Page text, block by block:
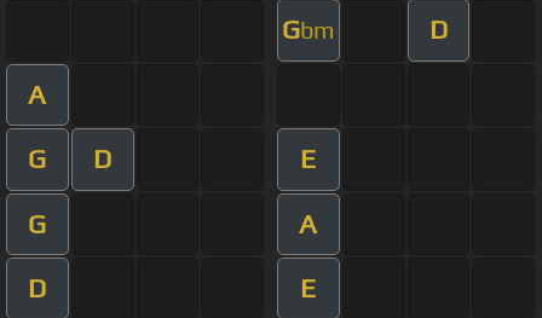
Gbm D
A
G D E
G A
D E